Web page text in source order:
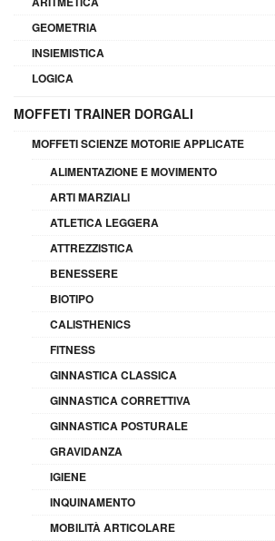
GEOMETRIA
INSIEMISTICA
LOGICA
MOFFETI TRAINER DORGALI
MOFFETI SCIENZE MOTORIE APPLICATE
ALIMENTAZIONE E MOVIMENTO
ARTI MARZIALI
ATLETICA LEGGERA
ATTREZZISTICA
BENESSERE
BIOTIPO
CALISTHENICS
FITNESS
GINNASTICA CLASSICA
GINNASTICA CORRETTIVA
GINNASTICA POSTURALE
GRAVIDANZA
IGIENE
INQUINAMENTO
MOBILITÀ ARTICOLARE